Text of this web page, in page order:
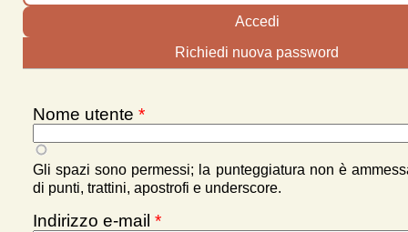
Accedi
Richiedi nuova password
Nome utente *
Gli spazi sono permessi; la punteggiatura non è
di punti, trattini, apostrofi e underscore.
Indirizzo e-mail *